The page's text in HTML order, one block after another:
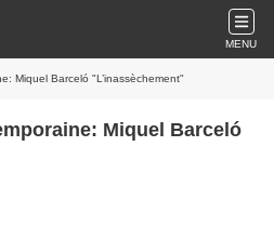
MENU
Miquel Barceló "L’inassèchement"
Miquel Barceló